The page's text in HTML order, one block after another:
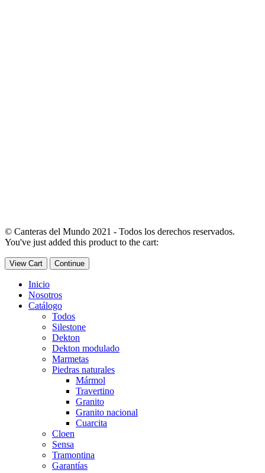
© Canteras del Mundo 2021 - Todos los derechos reservados.
You've just added this product to the cart:
View Cart Continue
Inicio
Nosotros
Catálogo
Todos
Silestone
Dekton
Dekton modulado
Marmetas
Piedras naturales
Mármol
Travertino
Granito
Granito nacional
Cuarcita
Cloen
Sensa
Tramontina
Garantías